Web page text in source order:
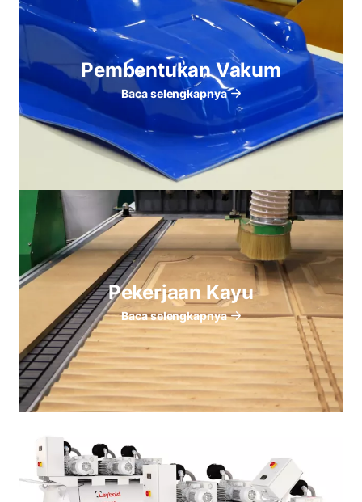
Pembentukan Vakum
Baca selengkapnya
Pekerjaan Kayu
Baca selengkapnya